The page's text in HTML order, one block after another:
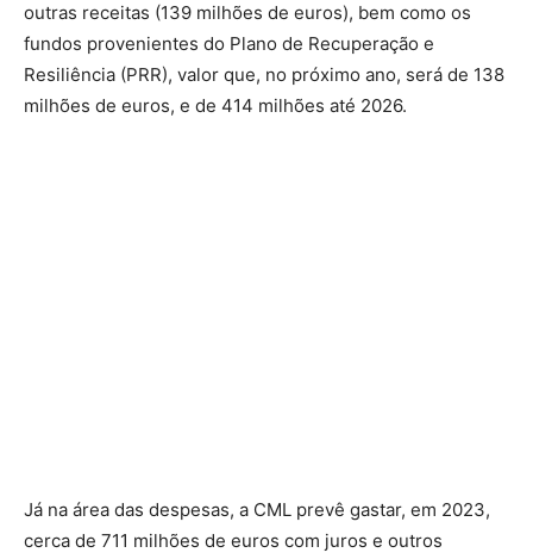
outras receitas (139 milhões de euros), bem como os
fundos provenientes do Plano de Recuperação e
Resiliência (PRR), valor que, no próximo ano, será de 138
milhões de euros, e de 414 milhões até 2026.
Já na área das despesas, a CML prevê gastar, em 2023,
cerca de 711 milhões de euros com juros e outros